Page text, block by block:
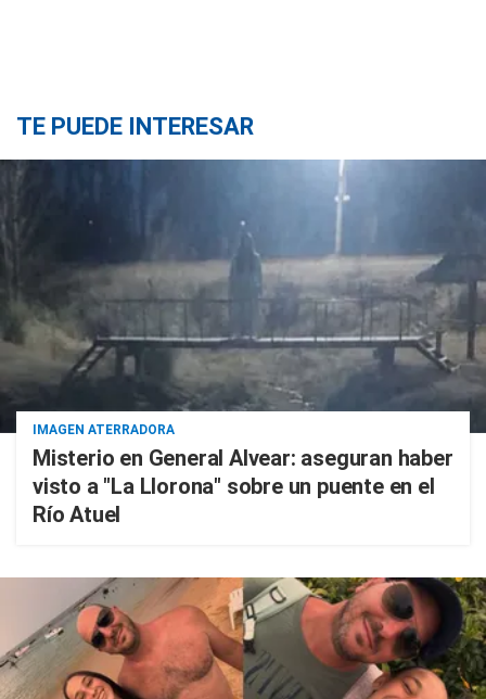
TE PUEDE INTERESAR
IMAGEN ATERRADORA
Misterio en General Alvear: aseguran haber
visto a "La Llorona" sobre un puente en el
Río Atuel